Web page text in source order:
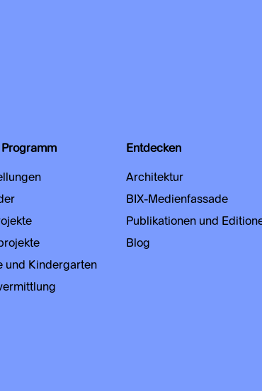
und Kindergarten
Entdecken
Architektur
BIX-Medienfassade
Publikationen und
Blog